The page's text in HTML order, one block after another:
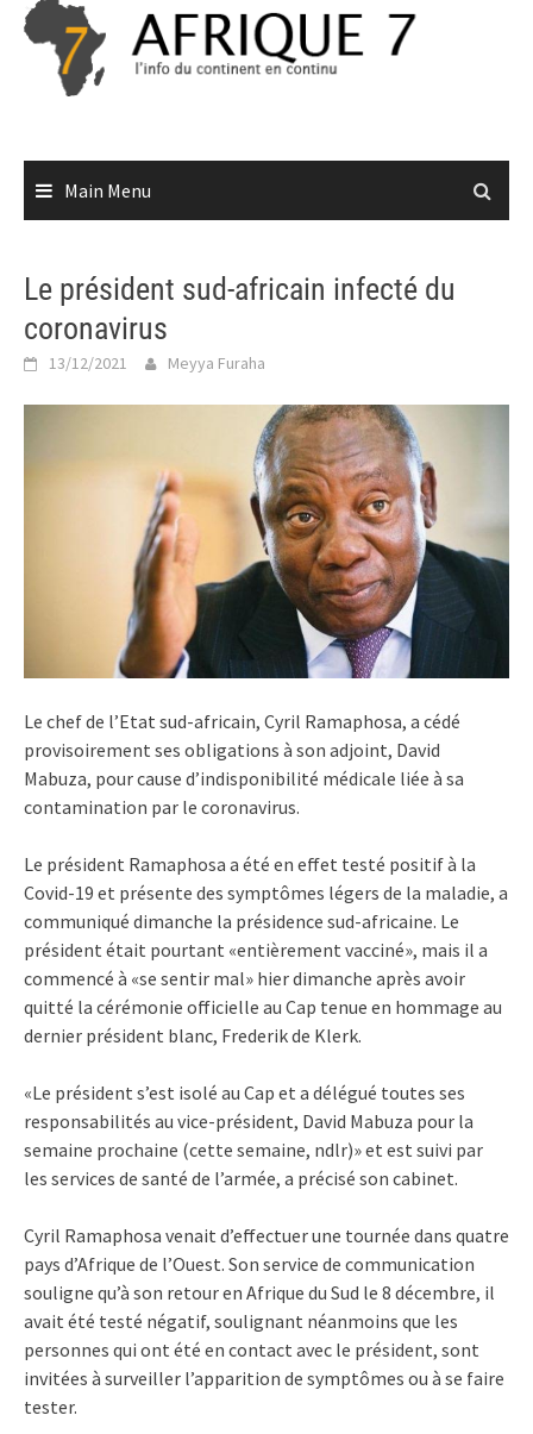
Skip
content
Main Menu
Le président sud-africain infecté du
coronavirus
13/12/2021 Meyya Furaha
Le chef de l’Etat sud-africain, Cyril Ramaphosa, a cédé
provisoirement ses obligations à son adjoint, David
Mabuza, pour cause d’indisponibilité médicale liée à sa
contamination par le coronavirus.
Le président Ramaphosa a été en effet testé positif à la
Covid-19 et présente des symptômes légers de la maladie, a
communiqué dimanche la présidence sud-africaine. Le
président était pourtant «entièrement vacciné», mais il a
commencé à «se sentir mal» hier dimanche après avoir
quitté la cérémonie officielle au Cap tenue en hommage au
dernier président blanc, Frederik de Klerk.
«Le président s’est isolé au Cap et a délégué toutes ses
responsabilités au vice-président, David Mabuza pour la
semaine prochaine (cette semaine, ndlr)» et est suivi par
les services de santé de l’armée, a précisé son cabinet.
Cyril Ramaphosa venait d’effectuer une tournée dans quatre
pays d’Afrique de l’Ouest. Son service de communication
souligne qu’à son retour en Afrique du Sud le 8 décembre, il
avait été testé négatif, soulignant néanmoins que les
personnes qui ont été en contact avec le président, sont
invitées à surveiller l’apparition de symptômes ou à se faire
tester.